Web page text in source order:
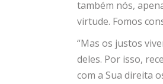
também nós,
virtude. Fomos
“Mas os justos
deles. Por isso,
com a Sua direita